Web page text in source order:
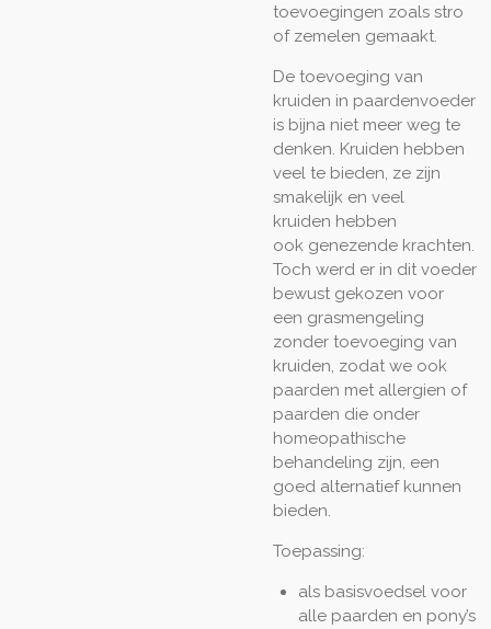
toevoegingen zoals stro
of zemelen gemaakt.
De toevoeging van
kruiden in paardenvoeder
is bijna niet meer weg te
denken. Kruiden hebben
veel te bieden, ze zijn
smakelijk en veel
kruiden hebben
ook genezende krachten.
Toch werd er in dit voeder
bewust gekozen voor
een grasmengeling
zonder toevoeging van
kruiden, zodat we ook
paarden met allergien of
paarden die onder
homeopathische
behandeling zijn, een
goed alternatief kunnen
bieden.
Toepassing:
als basisvoedsel voor
alle paarden en pony’s